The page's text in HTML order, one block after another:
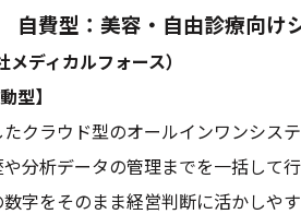
自費型：美容・自由診療向け
ディカルフォース）
型】
クラウド型のオールインワンシス
分析データの管理までを一括して
字をそのまま経営判断に活かしや